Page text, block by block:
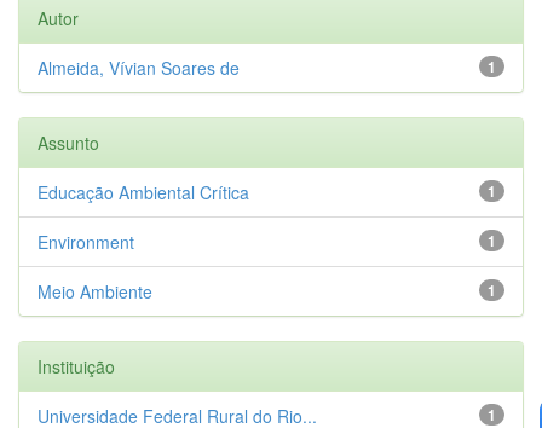
Autor
1
Almeida, Vívian Soares de
Assunto
1
Educação Ambiental Crítica
1
Environment
1
Meio Ambiente
Instituição
1
Universidade Federal Rural do Rio...